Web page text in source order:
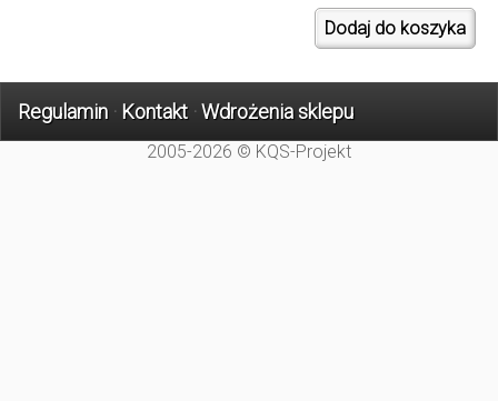
Regulamin· Kontakt·Wdrożenia sklepu
2005-2026 © KQS-Projekt